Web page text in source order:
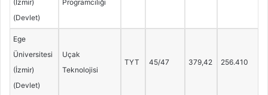
(İzmir)
(Devlet)
Programcılığı
Ege
Üniversitesi
(İzmir)
(Devlet)
Uçak
Teknolojisi
TYT 45/47 379,42 256.410